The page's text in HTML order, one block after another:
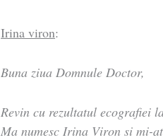
Irina viron:
Buna ziua Domnule Doctor,
Revin cu rezultatul ecografiei
Ma numesc Irina Viron si mi-